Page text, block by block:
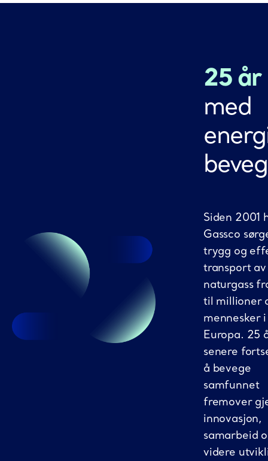
25 år
med
Siden 2001
Gassco
trygg og
transport av
naturgass
til millioner
mennesker i
Europa. 25
senere
å bevege
samfunnet
fremover
innovasjon,
samarbeid
videre